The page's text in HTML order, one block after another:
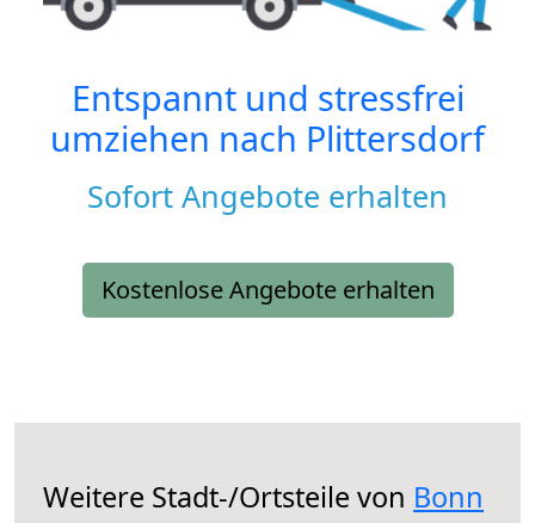
Entspannt und stressfrei
umziehen nach Plittersdorf
Sofort Angebote erhalten
Kostenlose Angebote erhalten
Weitere Stadt-/Ortsteile von Bonn